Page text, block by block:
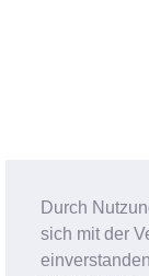
Durch
sich mit der